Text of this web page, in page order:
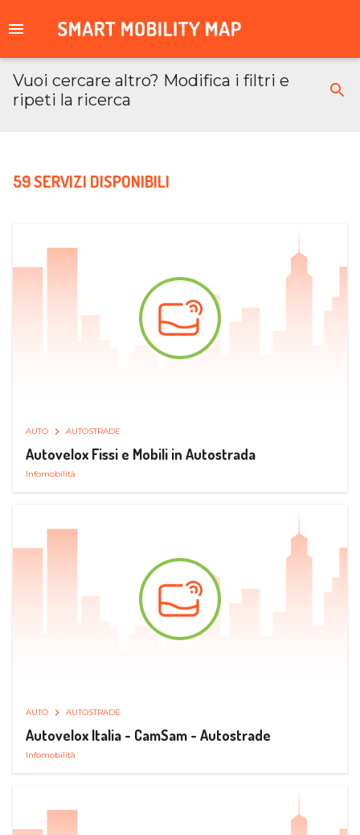
Vuoi cercare altro? Modifica i filtri e
ripeti la ricerca
59 SERVIZI DISPONIBILI
AUTO AUTOSTRADE
Autovelox Fissi e Mobili in Autostrada
Infomobilità
AUTO AUTOSTRADE
Autovelox Italia - CamSam - Autostrade
Infomobilità